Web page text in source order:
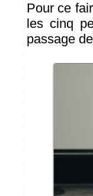
Pour ce
les cinq
passage